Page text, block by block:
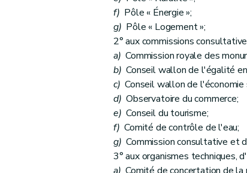
Art. 26
Art. 27
Art. 28
Art. 29
Art. 30
Art. 31
Art. 32
Art. 33
Art. 34
Section 2 Modifications relatives à
f) Pôle « Énergie »;
g) Pôle « Logement »;
2° aux commissions
a) Commission royale des
b) Conseil wallon de l'égalité
c) Conseil wallon de l'économie
d) Observatoire du commerce;
e) Conseil du tourisme;
f) Comité de contrôle de l'eau;
g) Commission consultative et
3° aux organismes techniques,